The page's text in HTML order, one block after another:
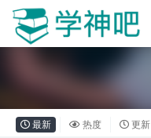
最新 热度 更新